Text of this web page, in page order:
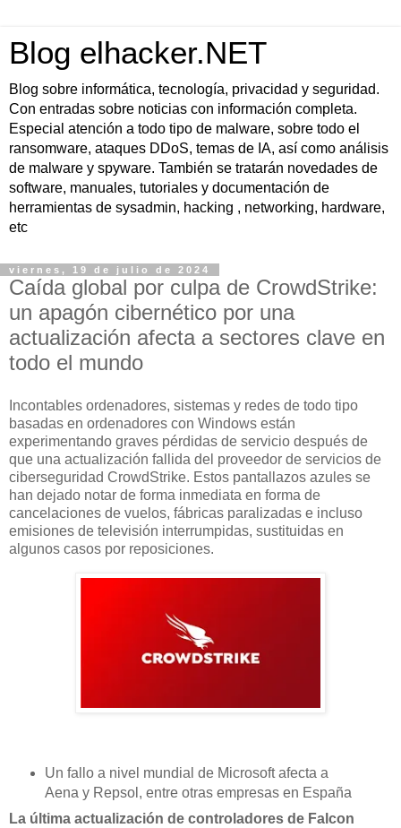
Blog elhacker.NET
Blog sobre informática, tecnología, privacidad y seguridad.
Con entradas sobre noticias con información completa.
Especial atención a todo tipo de malware, sobre todo el
ransomware, ataques DDoS, temas de IA, así como análisis
de malware y spyware. También se tratarán novedades de
software, manuales, tutoriales y documentación de
herramientas de sysadmin, hacking , networking, hardware,
etc
viernes, 19 de julio de 2024
Caída global por culpa de CrowdStrike:
un apagón cibernético por una
actualización afecta a sectores clave en
todo el mundo
Incontables ordenadores, sistemas y redes de todo tipo
basadas en ordenadores con Windows están
experimentando graves pérdidas de servicio después de
que una actualización fallida del proveedor de servicios de
ciberseguridad CrowdStrike. Estos pantallazos azules se
han dejado notar de forma inmediata en forma de
cancelaciones de vuelos, fábricas paralizadas e incluso
emisiones de televisión interrumpidas, sustituidas en
algunos casos por reposiciones.
Un fallo a nivel mundial de Microsoft afecta a
Aena y Repsol, entre otras empresas en España
La última actualización de controladores de Falcon